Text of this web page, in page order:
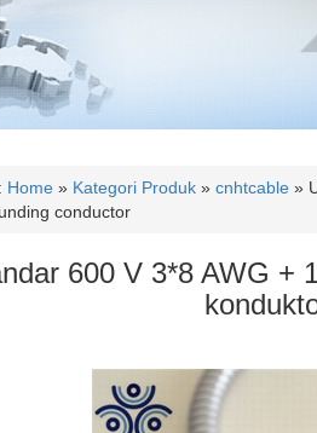
Home » Kategori Produk » cnhtcable »
conductor
600 V 3*8 AWG +